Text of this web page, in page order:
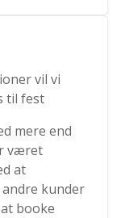
vil vi
til fest
mere end
været
at
andre kunder
booke